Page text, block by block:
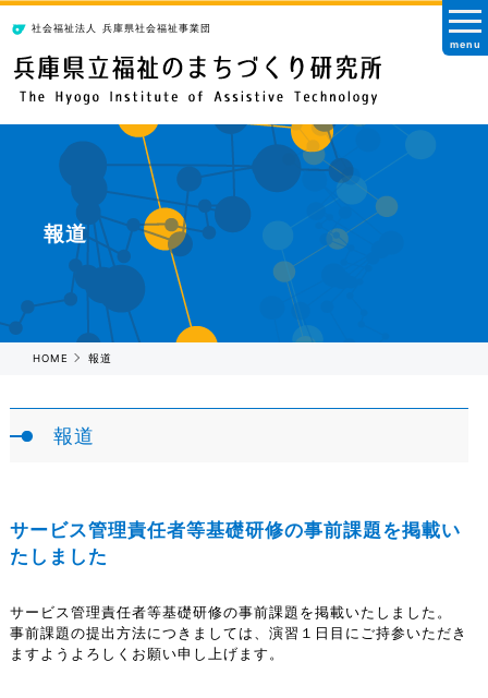
社会福祉法人
兵庫県社会福祉事業団
menu
報道
HOME 報道
報道
サービス管理責任者等基礎研修の事前課題を掲載い
たしました
サービス管理責任者等基礎研修の事前課題を掲載いたしました。
事前課題の提出方法につきましては、演習１日目にご持参いただき
ますようよろしくお願い申し上げます。